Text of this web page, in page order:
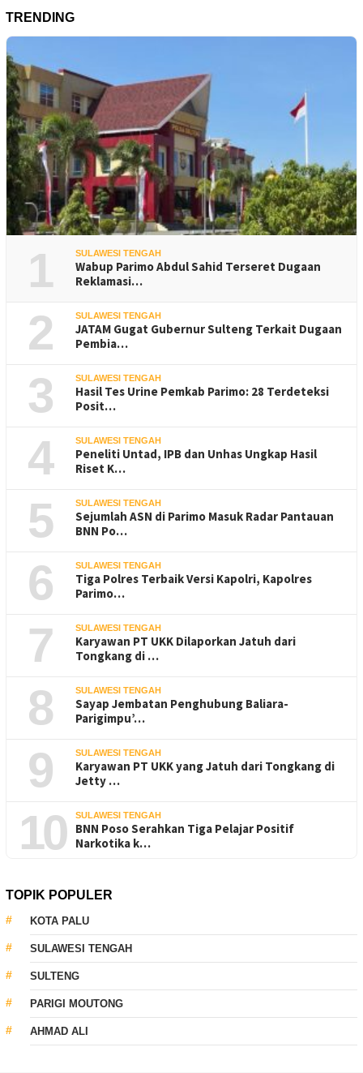
TRENDING
1 SULAWESI TENGAH
Wabup Parimo Abdul Sahid Terseret Dugaan
Reklamasi…
2 SULAWESI TENGAH
JATAM Gugat Gubernur Sulteng Terkait Dugaan
Pembia…
3 SULAWESI TENGAH
Hasil Tes Urine Pemkab Parimo: 28 Terdeteksi
Posit…
4 SULAWESI TENGAH
Peneliti Untad, IPB dan Unhas Ungkap Hasil
Riset K…
5 SULAWESI TENGAH
Sejumlah ASN di Parimo Masuk Radar Pantauan
BNN Po…
6 SULAWESI TENGAH
Tiga Polres Terbaik Versi Kapolri, Kapolres
Parimo…
7 SULAWESI TENGAH
Karyawan PT UKK Dilaporkan Jatuh dari
Tongkang di …
8 SULAWESI TENGAH
Sayap Jembatan Penghubung Baliara-
Parigimpu’…
9 SULAWESI TENGAH
Karyawan PT UKK yang Jatuh dari Tongkang di
Jetty …
10 SULAWESI TENGAH
BNN Poso Serahkan Tiga Pelajar Positif
Narkotika k…
TOPIK POPULER
KOTA PALU
SULAWESI TENGAH
SULTENG
PARIGI MOUTONG
AHMAD ALI